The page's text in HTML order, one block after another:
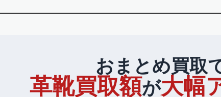
おまとめ買取
革靴買取額が大幅